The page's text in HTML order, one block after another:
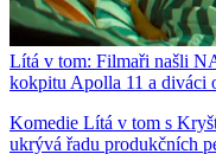
Lítá v tom: Filmaři našli
kokpitu Apolla 11 a diváci
Komedie Lítá v tom s
ukrývá řadu produkčních